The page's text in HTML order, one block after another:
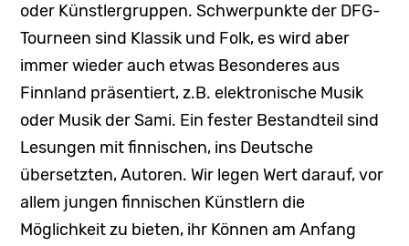
oder Künstlergruppen. Schwerpunkte der DFG-
Tourneen sind Klassik und Folk, es wird aber
immer wieder auch etwas Besonderes aus
Finnland präsentiert, z.B. elektronische Musik
oder Musik der Sami. Ein fester Bestandteil sind
Lesungen mit finnischen, ins Deutsche
übersetzten, Autoren. Wir legen Wert darauf, vor
allem jungen finnischen Künstlern die
Möglichkeit zu bieten, ihr Können am Anfang